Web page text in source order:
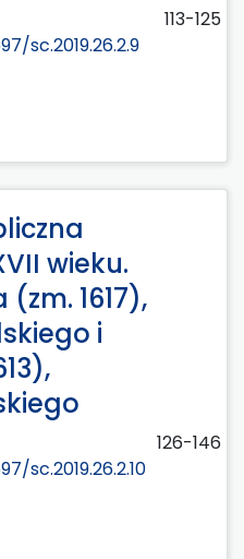
113-125
sc.2019.26.2.9
wieku.
1617),
i
126-146
sc.2019.26.2.10